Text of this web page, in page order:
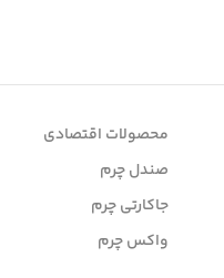
محصولات اقتصادی
صندل چرم
جاکارتی چرم
واکس چرم